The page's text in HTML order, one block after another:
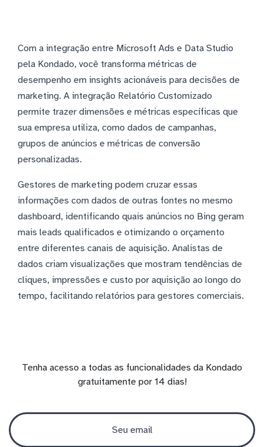
Com a integração entre Microsoft Ads e Data Studio
pela Kondado, você transforma métricas de
desempenho em insights acionáveis para decisões de
marketing. A integração Relatório Customizado
permite trazer dimensões e métricas específicas que
sua empresa utiliza, como dados de campanhas,
grupos de anúncios e métricas de conversão
personalizadas.
Gestores de marketing podem cruzar essas
informações com dados de outras fontes no mesmo
dashboard, identificando quais anúncios no Bing geram
mais leads qualificados e otimizando o orçamento
entre diferentes canais de aquisição. Analistas de
dados criam visualizações que mostram tendências de
cliques, impressões e custo por aquisição ao longo do
tempo, facilitando relatórios para gestores comerciais.
Tenha acesso a todas as funcionalidades da Kondado
gratuitamente por 14 dias!